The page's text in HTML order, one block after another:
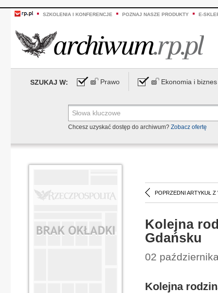
SZKOLENIA I KONFERENCJE POZNAJ NASZE PRODUKTY E-
SZUKAJ W: Prawo Ekonomia i biznes
Chcesz uzyskać dostęp do archiwum? Zobacz ofertę
POPRZEDNI ARTYKUŁ Z
Kolejna
Gdańsku
02
Kolejna